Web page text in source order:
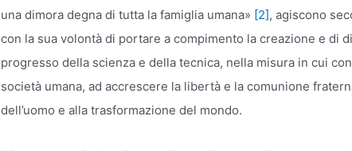
una dimora degna di tutta la famiglia umana» [2], agiscono
con la sua volontà di portare a compimento la creazione e di
progresso della scienza e della tecnica, nella misura in cui
società umana, ad accrescere la libertà e la comunione
dell’uomo e alla trasformazione del mondo.